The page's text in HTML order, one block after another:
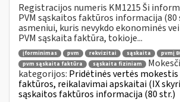
Registracijos numeris KM1215 Ši
PVM sąskaitos faktūros informacija
asmeniui, kuris nevykdo ekonominės
PVM sąskaita faktūra, tokioje...
įforminimas pvm rekvizitai sąskaita
pvmį
pvm sąskaita faktūra
sąskaita fiziniam
kategorijos: Pridėtinės vertės mokestis
faktūros, reikalavimai apskaitai (IX
sąskaitos faktūros informacija (80 str.)